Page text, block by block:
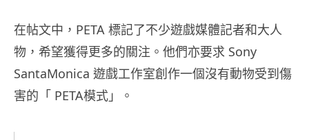
在帖文中，PETA 標記了不少遊戲媒體記者和大人
物，希望獲得更多的關注。他們亦要求 Sony
SantaMonica 遊戲工作室創作一個沒有動物受到傷
害的「 PETA模式」。